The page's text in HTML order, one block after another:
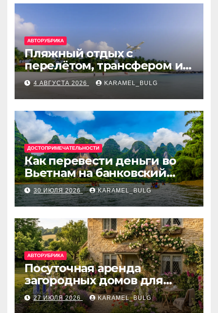
АВТОРУБРИКА
Пляжный отдых с
перелётом, трансфером и
отелем на Мальдивах, в
Турции, Греции, Таиланде
и Европе
4 АВГУСТА 2026 KARAMEL_BULG
ДОСТОПРИМЕЧАТЕЛЬНОСТИ
Как перевести деньги во
Вьетнам на банковский
счёт: VietcomBank, BIDV,
Techcombank и другие
банки
30 ИЮЛЯ 2026 KARAMEL_BULG
АВТОРУБРИКА
Посуточная аренда
загородных домов для
отдыха
27 ИЮЛЯ 2026 KARAMEL_BULG